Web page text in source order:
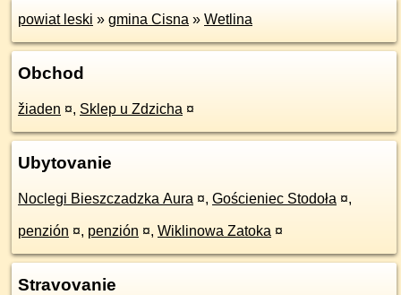
powiat leski » gmina Cisna » Wetlina
Obchod
žiaden ¤, Sklep u Zdzicha ¤
Ubytovanie
Noclegi Bieszczadzka Aura ¤, Gościeniec Stodoła ¤,
penzión ¤, penzión ¤, Wiklinowa Zatoka ¤
Stravovanie